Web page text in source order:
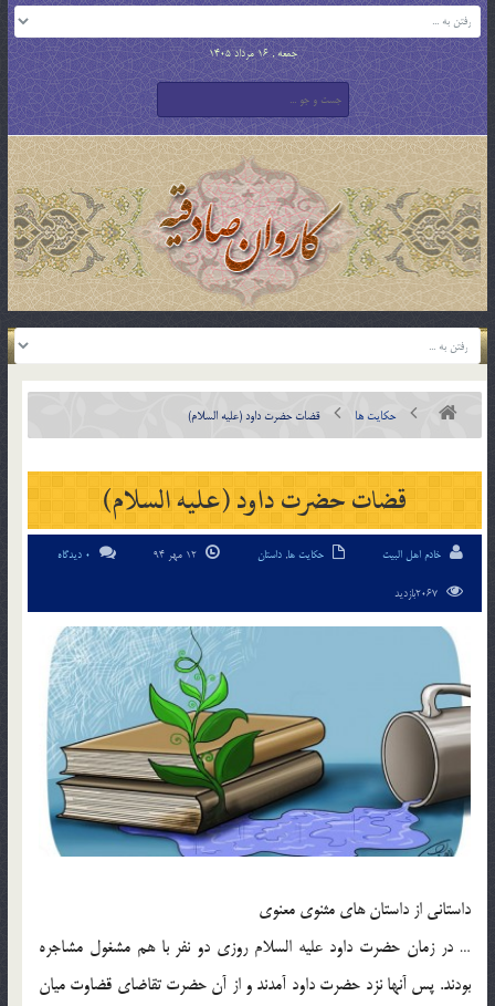
جمعه , 16 مرداد 1405
حکایت ها قضات حضرت داود (علیه السلام)
قضات حضرت داود (علیه السلام)
خادم اهل البیت حکایت ها, داستان 0 دیدگاه
داستانی از داستان های مثنوی معنوی
… در زمان حضرت داود علیه السلام روزی دو نفر با هم مشغول مشاجره
بودند. پس آنها نزد حضرت داود آمدند و از آن حضرت تقاضای قضاوت میان